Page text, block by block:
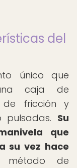
del
único que
caja de
de fricción y
Su
que
su vez hace
método de